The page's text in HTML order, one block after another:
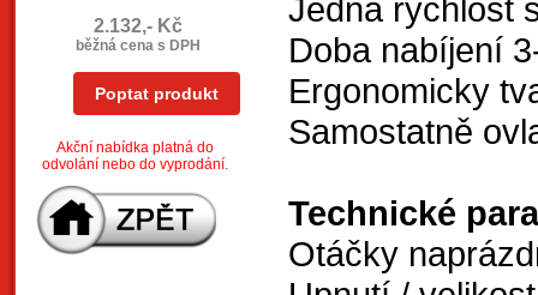
2.132,- Kč
běžná cena s DPH
Poptat produkt
Akční nabídka platná do
odvolání nebo do vyprodání.
Jedna rychlost
Doba nabíjení
Ergonomicky
Samostatně
Technické
Otáčky